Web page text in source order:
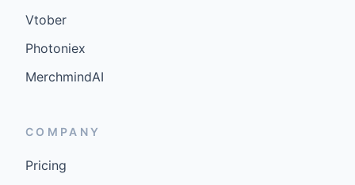
Vtober
Photoniex
MerchmindAI
COMPANY
Pricing